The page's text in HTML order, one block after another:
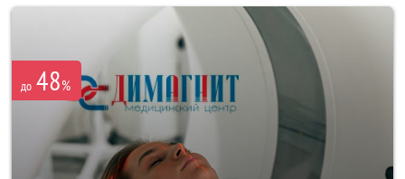
до 48%